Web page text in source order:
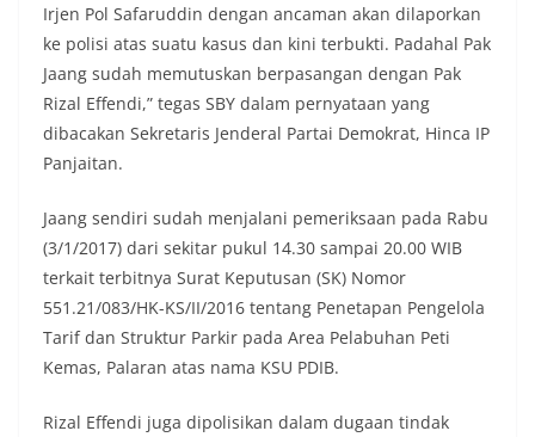
Irjen Pol Safaruddin dengan ancaman akan dilaporkan
ke polisi atas suatu kasus dan kini terbukti. Padahal Pak
Jaang sudah memutuskan berpasangan dengan Pak
Rizal Effendi,” tegas SBY dalam pernyataan yang
dibacakan Sekretaris Jenderal Partai Demokrat, Hinca IP
Panjaitan.
Jaang sendiri sudah menjalani pemeriksaan pada Rabu
(3/1/2017) dari sekitar pukul 14.30 sampai 20.00 WIB
terkait terbitnya Surat Keputusan (SK) Nomor
551.21/083/HK-KS/II/2016 tentang Penetapan Pengelola
Tarif dan Struktur Parkir pada Area Pelabuhan Peti
Kemas, Palaran atas nama KSU PDIB.
Rizal Effendi juga dipolisikan dalam dugaan tindak